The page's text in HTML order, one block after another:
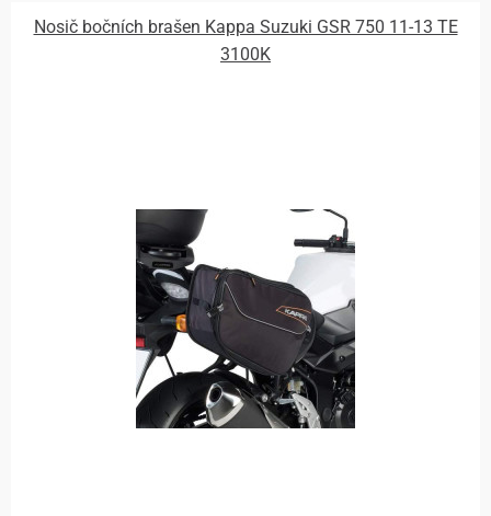
Nosič bočních brašen Kappa Suzuki GSR 750 11-13 TE
3100K